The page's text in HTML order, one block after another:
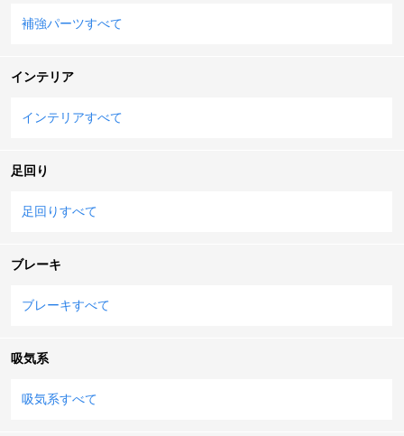
補強パーツすべて
インテリア
インテリアすべて
足回り
足回りすべて
ブレーキ
ブレーキすべて
吸気系
吸気系すべて